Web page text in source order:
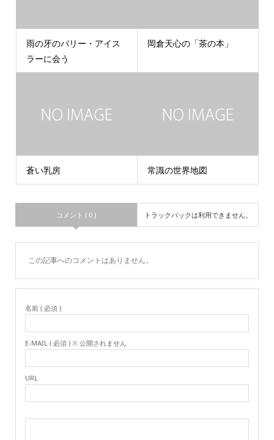
雨の牙のバリー・アイス
ラーに会う
岡倉天心の「茶の本」
蒼い乳房 常識の世界地図
コメント ( 0 ) トラックバックは利用できません。
この記事へのコメントはありません。
名前 ( 必須 )
E-MAIL ( 必須 ) ※ 公開されません
URL